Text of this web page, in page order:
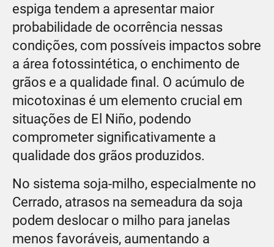
espiga tendem a apresentar maior
probabilidade de ocorrência nessas
condições, com possíveis impactos sobre
a área fotossintética, o enchimento de
grãos e a qualidade final. O acúmulo de
micotoxinas é um elemento crucial em
situações de El Niño, podendo
comprometer significativamente a
qualidade dos grãos produzidos.
No sistema soja-milho, especialmente no
Cerrado, atrasos na semeadura da soja
podem deslocar o milho para janelas
menos favoráveis, aumentando a